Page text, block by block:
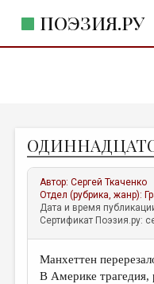
ПОЭЗИЯ.РУ
ЖАНРЫ
АВТОРЫ
КОММЕНТАРИИ
ЛИТСАЛОН
НОВОСТИ
Автор:Сергей Ткаченко
Отдел (рубрика, жанр):
Дата и время
Сертификат Поэзия.ру:
Манхеттен
В Америке трагедия,